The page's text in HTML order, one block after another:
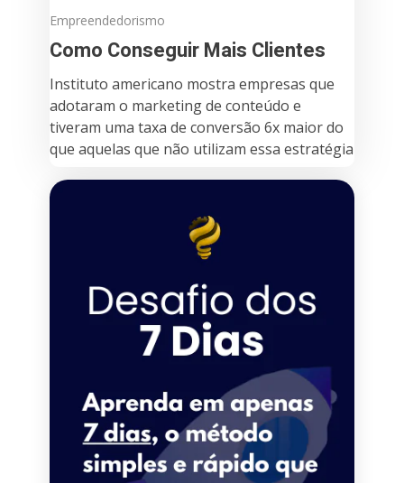
Empreendedorismo
Como Conseguir Mais Clientes
Instituto americano mostra empresas que
adotaram o marketing de conteúdo e
tiveram uma taxa de conversão 6x maior do
que aquelas que não utilizam essa estratégia